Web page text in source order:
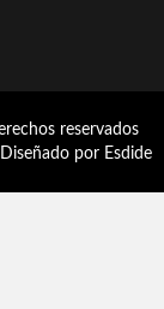
reservados
Diseñado por Esdide